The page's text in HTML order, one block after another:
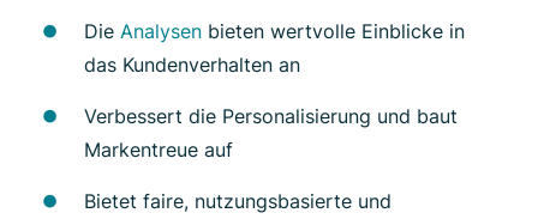
Die Analysen bieten wertvolle Einblicke in
das Kundenverhalten an
Verbessert die Personalisierung und baut
Markentreue auf
Bietet faire, nutzungsbasierte und